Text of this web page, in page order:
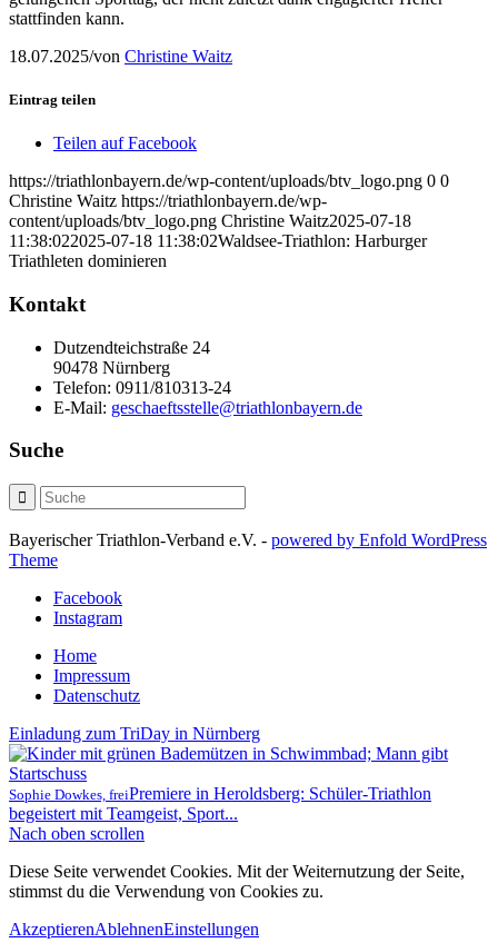
stattfinden kann.
18.07.2025/von Christine Waitz
Eintrag teilen
Teilen auf Facebook
https://triathlonbayern.de/wp-content/uploads/btv_logo.png 0 0
Christine Waitz https://triathlonbayern.de/wp-
content/uploads/btv_logo.png Christine Waitz2025-07-18
11:38:022025-07-18 11:38:02Waldsee-Triathlon: Harburger
Triathleten dominieren
Kontakt
Dutzendteichstraße 24
90478 Nürnberg
Telefon: 0911/810313-24
E-Mail: geschaeftsstelle@triathlonbayern.de
Suche
Bayerischer Triathlon-Verband e.V. - powered by Enfold WordPress
Theme
Facebook
Instagram
Home
Impressum
Datenschutz
Einladung zum TriDay in Nürnberg
Sophie Dowkes, freiPremiere in Heroldsberg: Schüler-Triathlon
begeistert mit Teamgeist, Sport...
Nach oben scrollen
Diese Seite verwendet Cookies. Mit der Weiternutzung der Seite,
stimmst du die Verwendung von Cookies zu.
AkzeptierenAblehnenEinstellungen